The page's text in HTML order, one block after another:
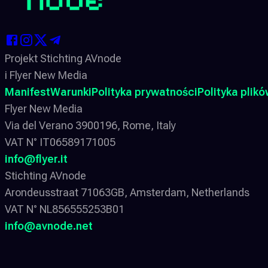
Projekt Stichting AVnode
i Flyer New Media
ManifestWarunkiPolityka prywatnościPolityka
Flyer New Media
Via del Verano 3900196, Rome, Italy
VAT N° IT06589171005
info@flyer.it
Stichting AVnode
Arondeusstraat 71063GB, Amsterdam, Netherlands
VAT N° NL856555253B01
info@avnode.net